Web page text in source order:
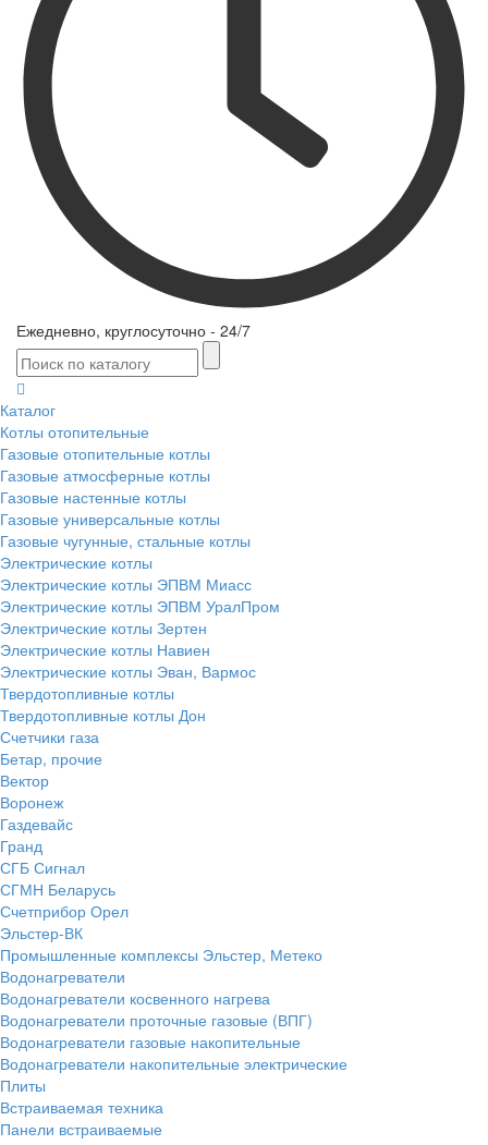
Ежедневно, круглосуточно - 24/7
Каталог
Котлы отопительные
Газовые отопительные котлы
Газовые атмосферные котлы
Газовые настенные котлы
Газовые универсальные котлы
Газовые чугунные, стальные котлы
Электрические котлы
Электрические котлы ЭПВМ Миасс
Электрические котлы ЭПВМ УралПром
Электрические котлы Зертен
Электрические котлы Навиен
Электрические котлы Эван, Вармос
Твердотопливные котлы
Твердотопливные котлы Дон
Счетчики газа
Бетар, прочие
Вектор
Воронеж
Газдевайс
Гранд
СГБ Сигнал
СГМН Беларусь
Счетприбор Орел
Эльстер-ВК
Промышленные комплексы Эльстер, Метеко
Водонагреватели
Водонагреватели косвенного нагрева
Водонагреватели проточные газовые (ВПГ)
Водонагреватели газовые накопительные
Водонагреватели накопительные электрические
Плиты
Встраиваемая техника
Панели встраиваемые